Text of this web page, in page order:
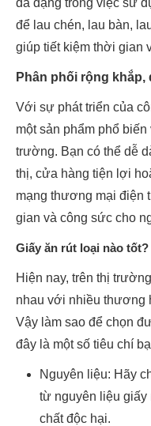
đa dạng trong việc sử
để lau chén, lau bàn,
giúp tiết kiệm thời gian
Phân phối rộng
Với sự phát triển của
một sản phẩm phổ
trường. Bạn có thể dễ
thị, cửa hàng tiện lợi
mạng thương mại điện
gian và công sức cho
Giấy ăn rút loại nào tốt?
Hiện nay, trên thị
nhau với nhiều thương
Vậy làm sao để chọn
đây là một số tiêu chí
Nguyên liệu: Hãy
từ nguyên liệu giấy
chất độc hại.